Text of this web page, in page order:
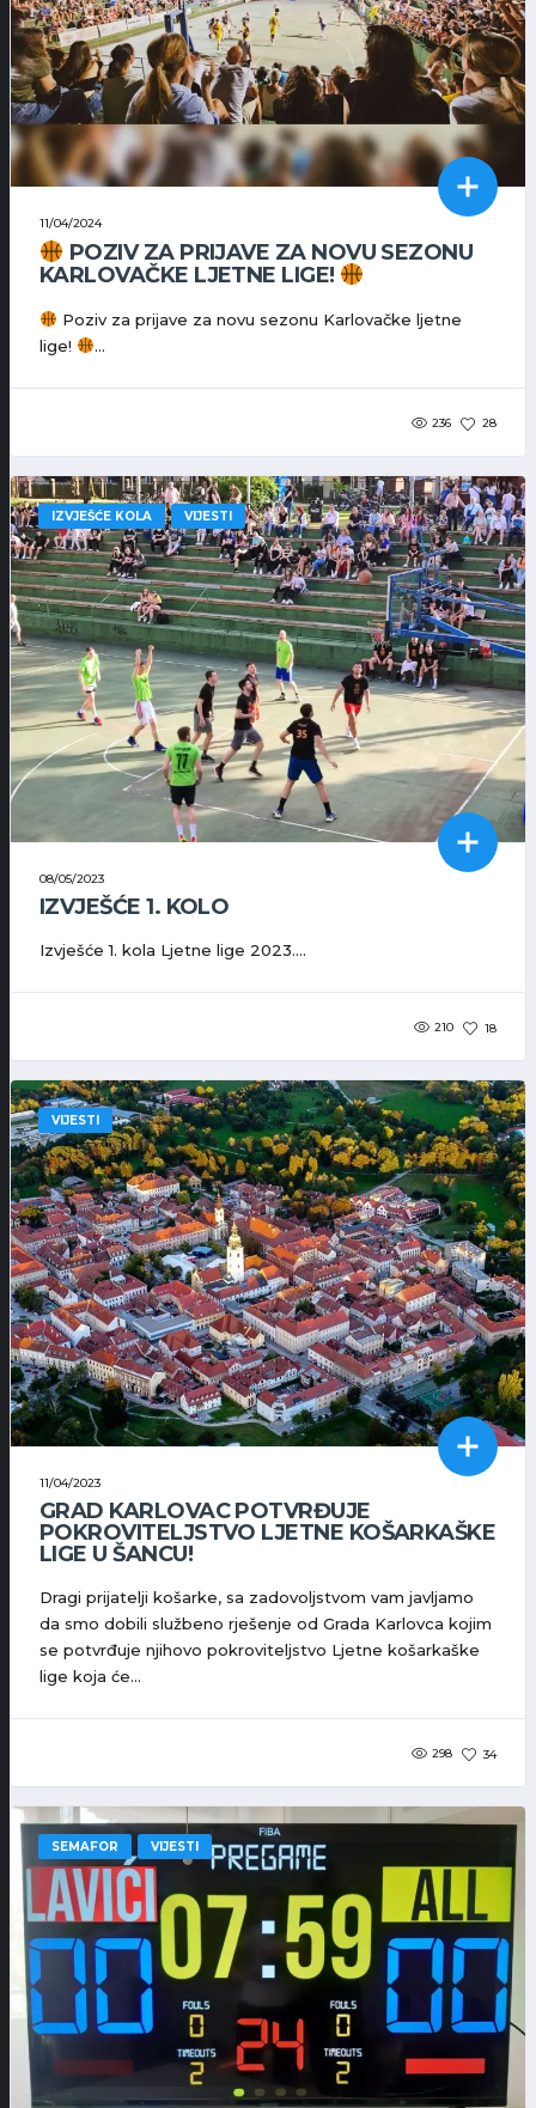
11/04/2024
POZIV ZA PRIJAVE ZA NOVU SEZONU
KARLOVAČKE LJETNE LIGE!
Poziv za prijave za novu sezonu Karlovačke ljetne
lige!
...
236 28
IZVJEŠĆE KOLA VIJESTI
08/05/2023
IZVJEŠĆE 1. KOLO
Izvješće 1. kola Ljetne lige 2023....
210 18
VIJESTI
11/04/2023
GRAD KARLOVAC POTVRĐUJE
POKROVITELJSTVO LJETNE KOŠARKAŠKE
LIGE U ŠANCU!
Dragi prijatelji košarke, sa zadovoljstvom vam javljamo
da smo dobili službeno rješenje od Grada Karlovca kojim
se potvrđuje njihovo pokroviteljstvo Ljetne košarkaške
lige koja će...
298 34
SEMAFOR VIJESTI